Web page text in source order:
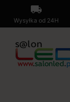
local_shipping
Wysyłka od 24H